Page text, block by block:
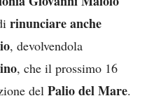
rinunciareanche
, devolvendola
, che il prossimo 16
del Palio del Mare.